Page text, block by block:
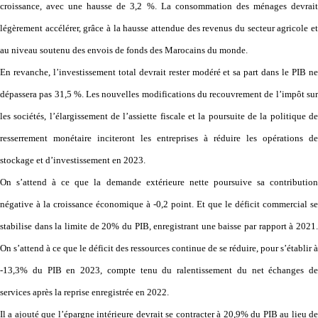
croissance, avec une hausse de 3,2 %. La consommation des ménages devrait
légèrement accélérer, grâce à la hausse attendue des revenus du secteur agricole et
au niveau soutenu des envois de fonds des Marocains du monde.
En revanche, l’investissement total devrait rester modéré et sa part dans le PIB ne
dépassera pas 31,5 %. Les nouvelles modifications du recouvrement de l’impôt sur
les sociétés, l’élargissement de l’assiette fiscale et la poursuite de la politique de
resserrement monétaire inciteront les entreprises à réduire les opérations de
stockage et d’investissement en 2023.
On s’attend à ce que la demande extérieure nette poursuive sa contribution
négative à la croissance économique à -0,2 point. Et que le déficit commercial se
stabilise dans la limite de 20% du PIB, enregistrant une baisse par rapport à 2021.
On s’attend à ce que le déficit des ressources continue de se réduire, pour s’établir à
-13,3% du PIB en 2023, compte tenu du ralentissement du net échanges de
services après la reprise enregistrée en 2022.
Il a ajouté que l’épargne intérieure devrait se contracter à 20,9% du PIB au lieu de